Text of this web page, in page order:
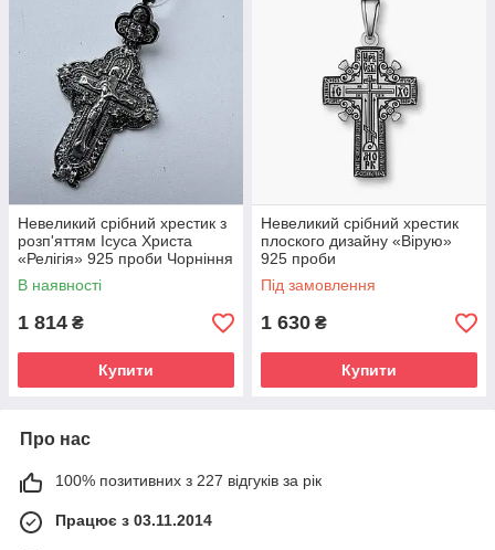
Невеликий срібний хрестик з
розп'яттям Ісуса Христа
«Релігія» 925 проби Чорніння
В наявності
1 814 ₴
Купити
Невеликий срібний хрестик
плоского дизайну «Вірую»
925 проби
Під замовлення
1 630 ₴
Купити
Про нас
100% позитивних з 227 відгуків за рік
Працює з 03.11.2014